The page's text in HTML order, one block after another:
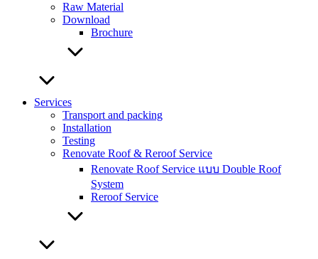
Raw Material
Download
Brochure
Services
Transport and packing
Installation
Testing
Renovate Roof & Reroof Service
Renovate Roof Service แบบ Double Roof
System
Reroof Service